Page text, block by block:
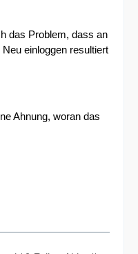
das Problem, dass an
einloggen resultiert
Ahnung, woran das